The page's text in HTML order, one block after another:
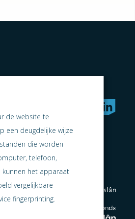
de website te
een deugdelijke wijze
die worden
telefoon,
kunnen het apparaat
vergelijkbare
fingerprinting.